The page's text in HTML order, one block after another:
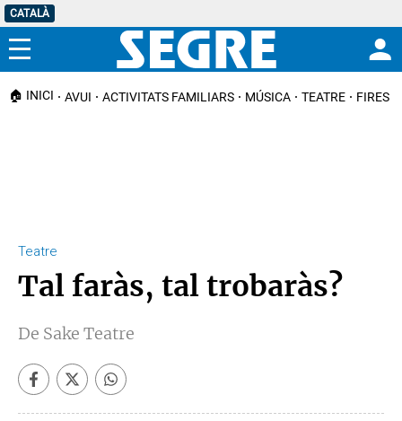
CATALÀ
Menú
🏠 INICI AVUI ACTIVITATS FAMILIARS MÚSICA TEATRE FIRES I
Teatre
Tal faràs, tal trobaràs?
De Sake Teatre